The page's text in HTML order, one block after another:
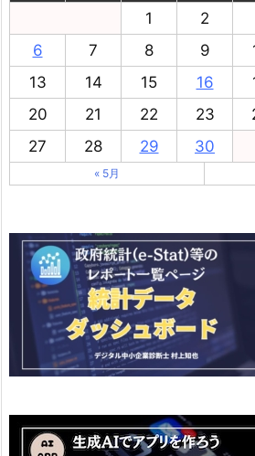
1
2
6
7 8 9
13
14 15 16
20
21 22 23
27
28 29 30
« 5月